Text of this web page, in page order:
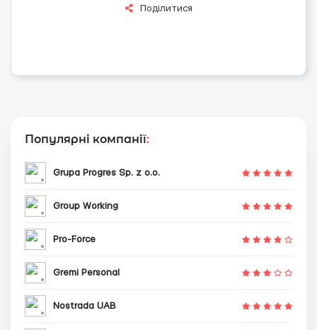
Поділитися
Популярні компанії:
Grupa Progres Sp. z o.o.
Group Working
Pro-Force
Gremi Personal
Nostrada UAB